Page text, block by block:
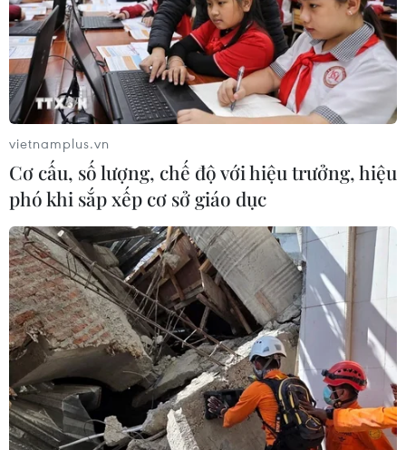
vietnamplus.vn
Cơ cấu, số lượng, chế độ với hiệu trưởng, hiệu
phó khi sắp xếp cơ sở giáo dục